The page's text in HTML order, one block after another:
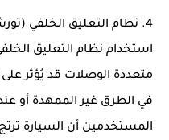
4. نظام التعليق الخلفي (تورشن بيم)
استخدام نظام التعليق
متعددة الوصلات قد يُؤثر على
في الطرق غير الممهدة أو
المستخدمين أن السيارة